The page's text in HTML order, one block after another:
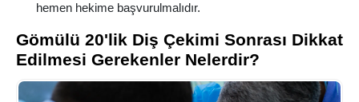
hemen hekime başvurulmalıdır.
Gömülü 20'lik Diş Çekimi Sonrası Dikkat
Edilmesi Gerekenler Nelerdir?